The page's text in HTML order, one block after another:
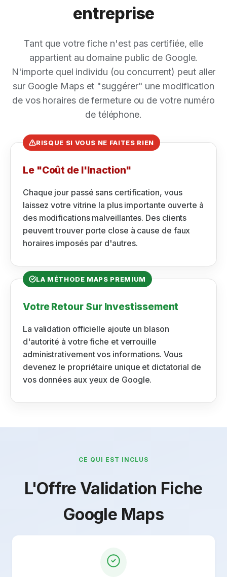
entreprise
Tant que votre fiche n'est pas certifiée, elle
appartient au domaine public de Google.
N'importe quel individu (ou concurrent) peut aller
sur Google Maps et "suggérer" une modification
de vos horaires de fermeture ou de votre numéro
de téléphone.
RISQUE SI VOUS NE FAITES RIEN
Le "Coût de l'Inaction"
Chaque jour passé sans certification, vous
laissez votre vitrine la plus importante ouverte à
des modifications malveillantes. Des clients
peuvent trouver porte close à cause de faux
horaires imposés par d'autres.
LA MÉTHODE MAPS PREMIUM
Votre Retour Sur Investissement
La validation officielle ajoute un blason
d'autorité à votre fiche et verrouille
administrativement vos informations. Vous
devenez le propriétaire unique et dictatorial de
vos données aux yeux de Google.
CE QUI EST INCLUS
L'Offre Validation Fiche
Google Maps